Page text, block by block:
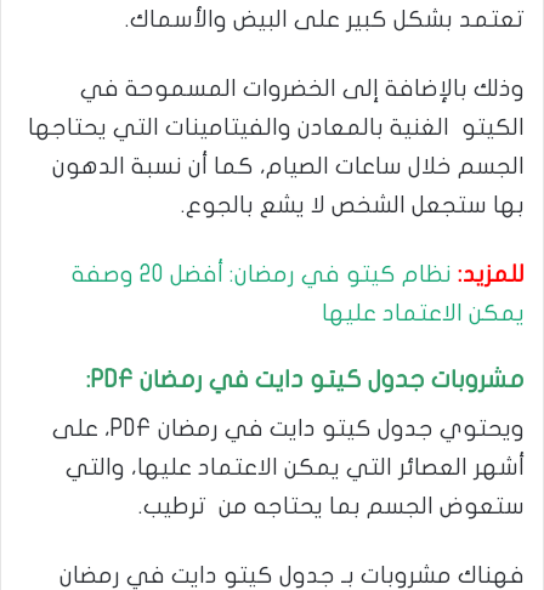
تعتمد بشكل كبير على البيض والأسماك.
وذلك بالإضافة إلى الخضروات المسموحة في
الكيتو الغنية بالمعادن والفيتامينات التي يحتاجها
الجسم خلال ساعات الصيام، كما أن نسبة الدهون
بها ستجعل الشخص لا يشع بالجوع.
للمزيد:
نظام كيتو في رمضان: أفضل 20 وصفة
يمكن الاعتماد عليها
مشروبات جدول كيتو دايت في رمضان PDF
:
ويحتوي جدول كيتو دايت في رمضان PDF، على
أشهر العصائر التي يمكن الاعتماد عليها، والتي
ستعوض الجسم بما يحتاجه من ترطيب.
فهناك مشروبات بـ جدول كيتو دايت في رمضان